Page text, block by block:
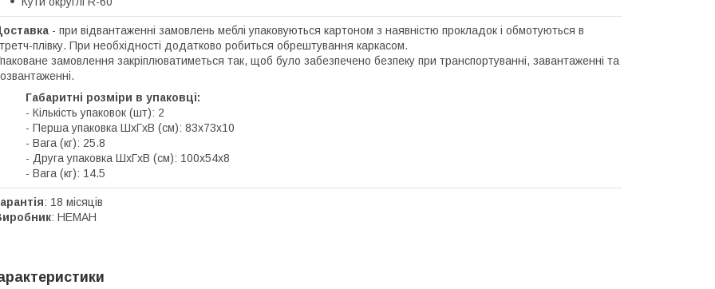
- при відвантаженні замовлень меблі упаковуються картоном з наявністю прокладок і обмотуються в
плівку. При необхідності додатково робиться обрештування каркасом.
замовлення закріплюватиметься так, щоб було забезпечено безпеку при транспортуванні, завантаженні та
Габаритні розміри в упаковці:
- Кількість упаковок (шт): 2
- Перша упаковка ШхГхВ (см): 83х73х10
- Вага (кг): 25.8
- Друга упаковка ШхГхВ (см): 100х54х8
- Вага (кг): 14.5
: 18 місяців
: НЕМАН